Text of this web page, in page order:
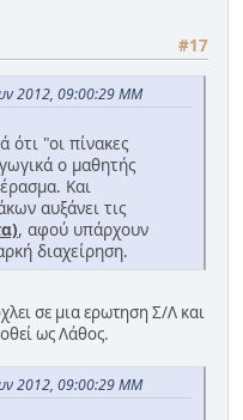
#17
2012, 09:00:29 ΜΜ
ότι "οι πίνακες
ο μαθητής
Και
αυξάνει τις
, αφού υπάρχουν
διαχείρηση.
σε μια ερωτηση Σ/Λ και
ως Λάθος.
2012, 09:00:29 ΜΜ